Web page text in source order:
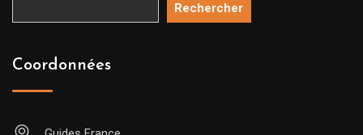
Rechercher
Coordonnées